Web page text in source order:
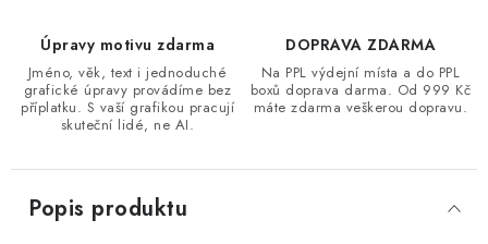
Úpravy motivu zdarma
Jméno, věk, text i jednoduché
grafické úpravy provádíme bez
příplatku. S vaší grafikou pracují
skuteční lidé, ne AI.
DOPRAVA ZDARMA
Na PPL výdejní místa a do PPL
boxů doprava darma. Od 999 Kč
máte zdarma veškerou dopravu.
Popis produktu